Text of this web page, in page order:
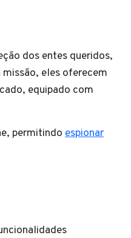
dos entes queridos,
eles oferecem
equipado com
permitindo espionar